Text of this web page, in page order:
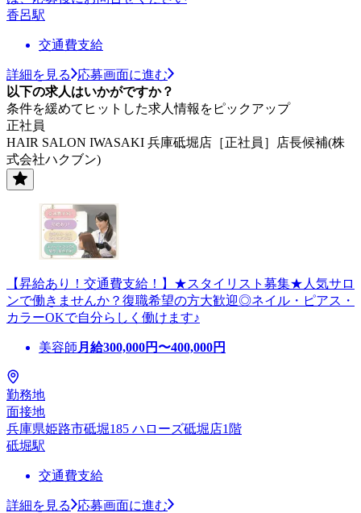
香呂駅
交通費支給
詳細を見る
応募画面に進む
以下の求人はいかがですか？
条件を緩めてヒットした求人情報をピックアップ
正社員
HAIR SALON IWASAKI 兵庫砥堀店［正社員］店長候補(株
式会社ハクブン)
【昇給あり！交通費支給！】★スタイリスト募集★人気サロ
ンで働きませんか？復職希望の方大歓迎◎ネイル・ピアス・
カラーOKで自分らしく働けます♪
美容師 月給300,000円〜400,000円
勤務地
面接地
兵庫県姫路市砥堀185 ハローズ砥堀店1階
砥堀駅
交通費支給
詳細を見る
応募画面に進む